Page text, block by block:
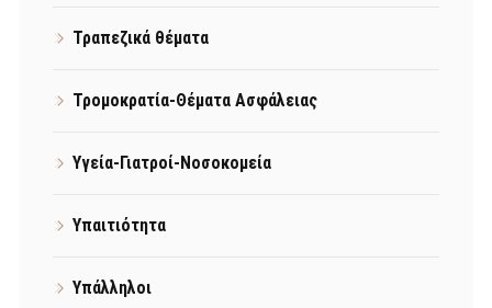
Τραπεζικά θέματα
Τρομοκρατία-Θέματα Ασφάλειας
Υγεία-Γιατροί-Νοσοκομεία
Υπαιτιότητα
Υπάλληλοι